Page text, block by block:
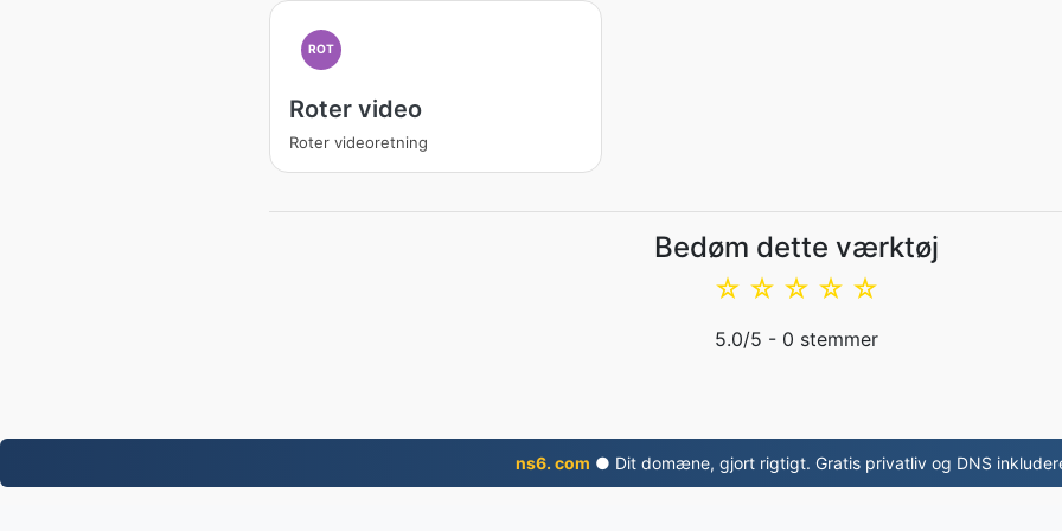
ROT
Roter video
Roter videoretning
Bedøm dette værktøj
☆
☆
☆
☆
☆
5.0/5 - 0 stemmer
ns6. com ● Dit domæne, gjort rigtigt. Gratis privatliv og DNS